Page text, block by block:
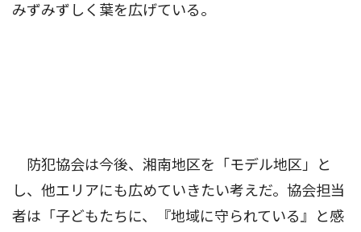
みずみずしく葉を広げている。
防犯協会は今後、湘南地区を「モデル地区」と
し、他エリアにも広めていきたい考えだ。協会担当
者は「子どもたちに、『地域に守られている』と感